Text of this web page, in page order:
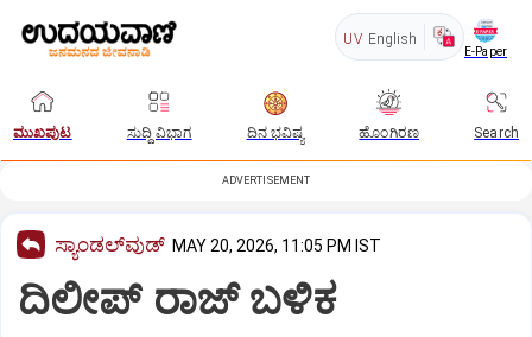
UV English
E-Paper
ಮುಖಪುಟ ಸುದ್ದಿ ವಿಭಾಗ ದಿನ ಭವಿಷ್ಯ ಹೊಂಗಿರಣ Search
ADVERTISEMENT
ಸ್ಯಾಂಡಲ್‌ವುಡ್‌ MAY 20, 2026, 11:05 PM IST
ದಿಲೀಪ್‌‌ ರಾಜ್ ಬಳಿಕ